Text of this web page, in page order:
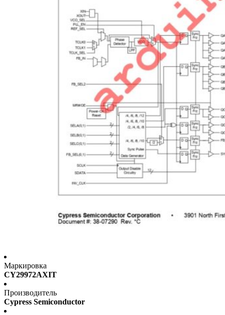
Маркировка
CY29972AXIT
Производитель
Cypress Semiconductor